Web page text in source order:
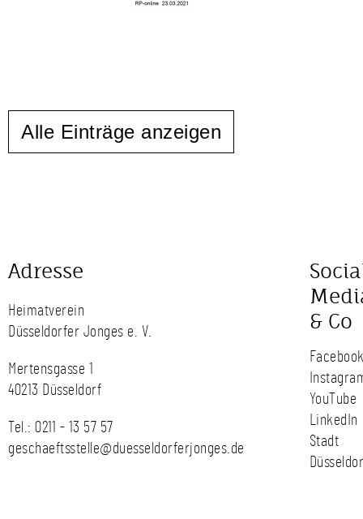
Alle Einträge anzeigen
Adresse
Heimatverein
Düsseldorfer Jonges e. V.
Mertensgasse 1
40213 Düsseldorf
Tel.: 0211 - 13 57 57
geschaeftsstelle@duesseldorferjonges.de
& Co
YouTube
LinkedIn
Stadt